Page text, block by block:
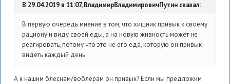
В 29.04.2019 в 11:07, ВладимирВладимировичПутин сказал:
В первую очередь мнение в том, что хищник привык к своему
рациону и виду своей еды, а на новую живность может не
реагировать, потому что это не его еда, которую он привык
видеть каждый день.
А к нашим блеснам/воблерам он привык? Если мы предложим